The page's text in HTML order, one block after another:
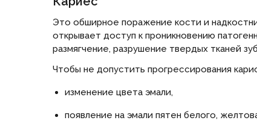
Это обширное поражение кости и
открывает доступ к проникновению
размягчение, разрушение твердых тканей
Чтобы не допустить прогрессирования
изменение цвета эмали,
появление на эмали пятен белого,